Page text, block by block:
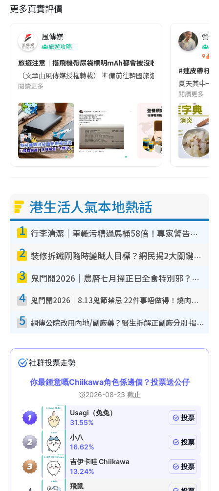
更多真實評價
風傳媒
旅遊攻略
旅遊注意｜搭飛機帶尿袋標明mAh都會被沒收😱出發前切記檢查
（文章由風傳媒授權轉載） 準備前往韓國旅遊的民眾，近期要
閱讀更多
營養
香港
#連皮帶籽
夏天其中一
閱讀更多
港生活人氣本地熱話
1 行李清潔｜車轆污糟過馬桶58倍！專家警告忌用酒精抹 教1招免污手除菌
2 裝修拆鐵閘隨時變賊人目標？網民揭2大關鍵用途：裝新式等於白裝？附新舊鐵閘分別
3 鬼門開2026｜農曆七月撞正日全食特別邪？專家警告切忌做一事！揭4大禁忌+2招保平安
4 鬼門開2026｜8.13鬼節禁忌 22件事唔做得！燒肉、刺身要少食？半夜勿吹口哨/打呢個電話
5 網傳公院改用內地/副廠藥？醫生拆解正副廠分別 揭4類人換藥隨時出事